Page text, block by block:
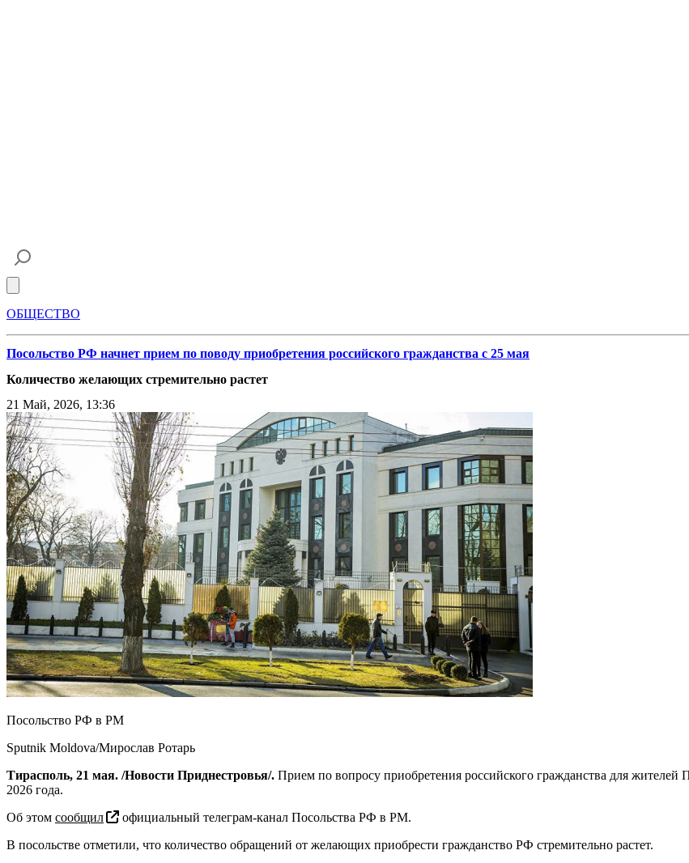
ОБЩЕСТВО
Посольство РФ начнет прием по поводу приобретения российского гражданства с 25 мая
Количество желающих стремительно растет
21 Май, 2026, 13:36
Посольство РФ в РМ
Sputnik Moldova/Мирослав Ротарь
Тирасполь, 21 мая. /Новости Приднестровья/. Прием по вопросу приобретения российского гражданства для жителей
2026 года.
Об этом сообщил
официальный телеграм-канал Посольства РФ в РМ.
В посольстве отметили, что количество обращений от желающих приобрести гражданство РФ стремительно растет.